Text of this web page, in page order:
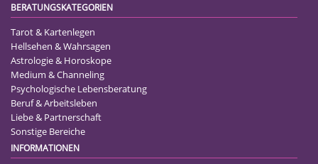
BERATUNGSKATEGORIEN
Tarot & Kartenlegen
Hellsehen & Wahrsagen
Astrologie & Horoskope
Medium & Channeling
Psychologische Lebensberatung
Beruf & Arbeitsleben
Liebe & Partnerschaft
Sonstige Bereiche
INFORMATIONEN